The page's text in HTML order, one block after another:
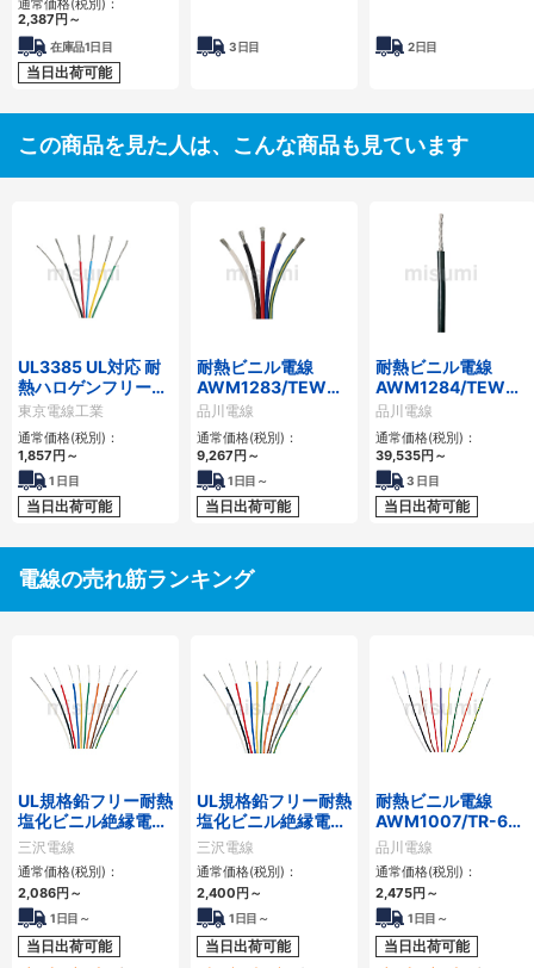
通常価格(税別)：
2,387 円 ～
在庫品1日目
当日出荷可能
3日目 2日目
この商品を見た人は、こんな商品も見ています
UL3385 UL対応 耐
熱ハロゲンフリー電
線
東京電線工業
通常価格(税別)：
1,857 円 ～
1 日目
当日出荷可能
耐熱ビニル電線
AWM1283/TEW（UL1283）
シリーズ
品川電線
通常価格(税別)：
9,267 円 ～
1 日目～
当日出荷可能
耐熱ビニル電線
AWM1284/TEW（
シリーズ
品川電線
通常価格(税別)：
39,535円 ～
3 日目
当日出荷可能
電線の売れ筋ランキング
UL規格鉛フリー耐熱
塩化ビニル絶縁電線
UL 1007（ボビン
（リール）巻・ツイ
ストペア加工品含
む）
三沢電線
通常価格(税別)：
2,086円 ～
1日目～
当日出荷可能
UL規格鉛フリー耐熱
塩化ビニル絶縁電線
UL 1015（ボビン
（リール）巻・ツイ
ストペア加工品含
む）
三沢電線
通常価格(税別)：
2,400 円 ～
1日目～
当日出荷可能
耐熱ビニル電線
AWM1007/TR-64
シリーズ（ボビン
（リール）巻・ツイ
ストペア加工品含
む）
品川電線
通常価格(税別)：
2,475円 ～
1日目～
当日出荷可能